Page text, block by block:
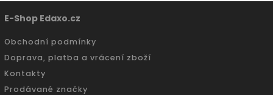
E-Shop Edaxo.cz
Obchodní podmínky
Doprava, platba a vrácení zboží
Kontakty
Prodávané značky